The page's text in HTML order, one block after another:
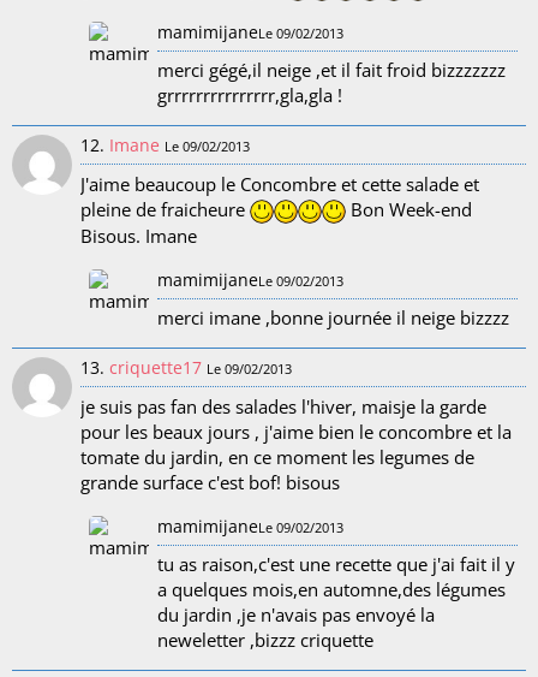
mamimijaneLe 09/02/2013
merci gégé,il neige ,et il fait froid bizzzzzzz
grrrrrrrrrrrrrrr,gla,gla !
12. Imane Le 09/02/2013
J'aime beaucoup le Concombre et cette salade et
pleine de fraicheure
Bon Week-end
Bisous. Imane
mamimijaneLe 09/02/2013
merci imane ,bonne journée il neige bizzzz
13. criquette17 Le 09/02/2013
je suis pas fan des salades l'hiver, maisje la garde
pour les beaux jours , j'aime bien le concombre et la
tomate du jardin, en ce moment les legumes de
grande surface c'est bof! bisous
mamimijaneLe 09/02/2013
tu as raison,c'est une recette que j'ai fait il y
a quelques mois,en automne,des légumes
du jardin ,je n'avais pas envoyé la
neweletter ,bizzz criquette